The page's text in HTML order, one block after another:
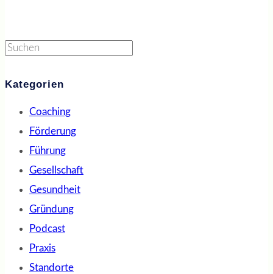
Suchen
Kategorien
Coaching
Förderung
Führung
Gesellschaft
Gesundheit
Gründung
Podcast
Praxis
Standorte